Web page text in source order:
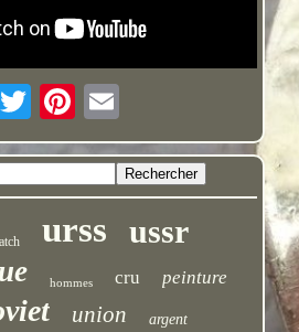
urss ussr
hommes cru peinture
union argent